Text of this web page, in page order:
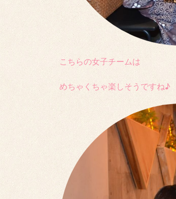
こちらの女子チームは
めちゃくちゃ楽しそうですね♪